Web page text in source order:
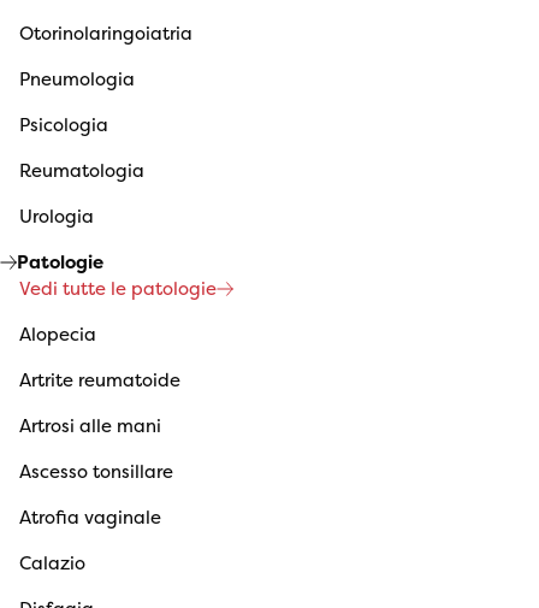
Otorinolaringoiatria
Pneumologia
Psicologia
Reumatologia
Urologia
Patologie
Vedi tutte le patologie
Alopecia
Artrite reumatoide
Artrosi alle mani
Ascesso tonsillare
Atrofia vaginale
Calazio